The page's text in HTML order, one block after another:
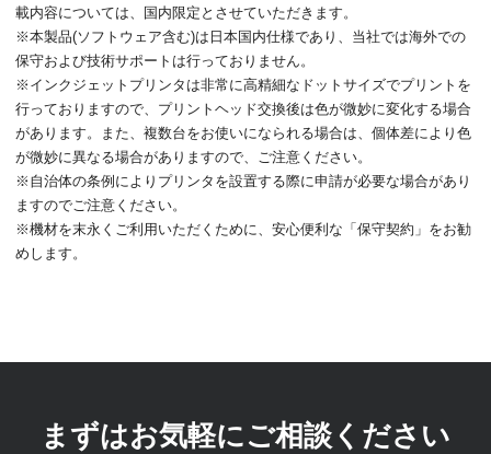
載内容については、国内限定とさせていただきます。
※本製品(ソフトウェア含む)は日本国内仕様であり、当社では海外での
保守および技術サポートは行っておりません。
※インクジェットプリンタは非常に高精細なドットサイズでプリントを
行っておりますので、プリントヘッド交換後は色が微妙に変化する場合
があります。また、複数台をお使いになられる場合は、個体差により色
が微妙に異なる場合がありますので、ご注意ください。
※自治体の条例によりプリンタを設置する際に申請が必要な場合があり
ますのでご注意ください。
※機材を末永くご利用いただくために、安心便利な「保守契約」をお勧
めします。
まずはお気軽にご相談ください